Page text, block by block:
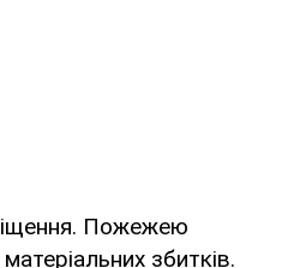
Пожежею
збитків.